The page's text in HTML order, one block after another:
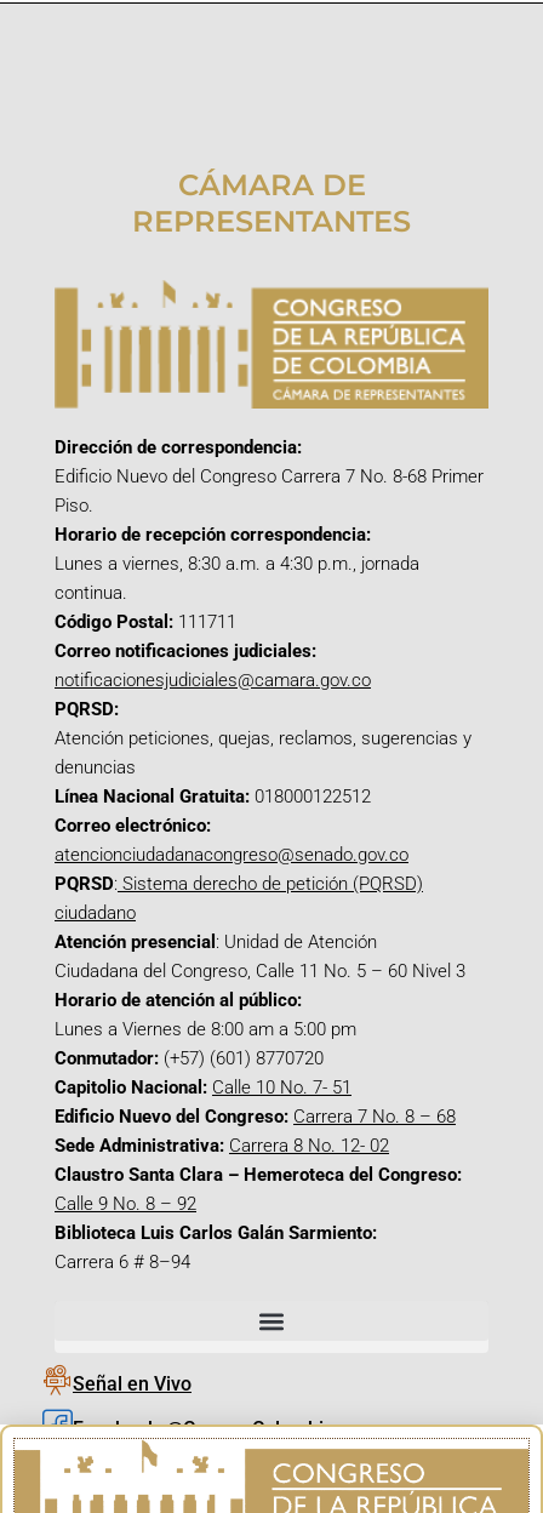
CÁMARA DE
REPRESENTANTES
Dirección de correspondencia:
Edificio Nuevo del Congreso Carrera 7 No. 8-68 Primer
Piso.
Horario de recepción correspondencia:
Lunes a viernes, 8:30 a.m. a 4:30 p.m., jornada
continua.
Código Postal: 111711
Correo notificaciones judiciales:
notificacionesjudiciales@camara.gov.co
PQRSD:
Atención peticiones, quejas, reclamos, sugerencias y
denuncias
Línea Nacional Gratuita: 018000122512
Correo electrónico:
atencionciudadanacongreso@senado.gov.co
PQRSD: Sistema derecho de petición (PQRSD)
ciudadano
Atención presencial : Unidad de Atención
Ciudadana del Congreso, Calle 11 No. 5 – 60 Nivel 3
Horario de atención al público:
Lunes a Viernes de 8:00 am a 5:00 pm
Conmutador: (+57) (601) 8770720
Capitolio Nacional: Calle 10 No. 7- 51
Edificio Nuevo del Congreso: Carrera 7 No. 8 – 68
Sede Administrativa: Carrera 8 No. 12- 02
Claustro Santa Clara – Hemeroteca del Congreso:
Calle 9 No. 8 – 92
Biblioteca Luis Carlos Galán Sarmiento:
Carrera 6 # 8–94
Señal en Vivo
Facebook_@CamaraColombia
Instagram_@CamaraColombia